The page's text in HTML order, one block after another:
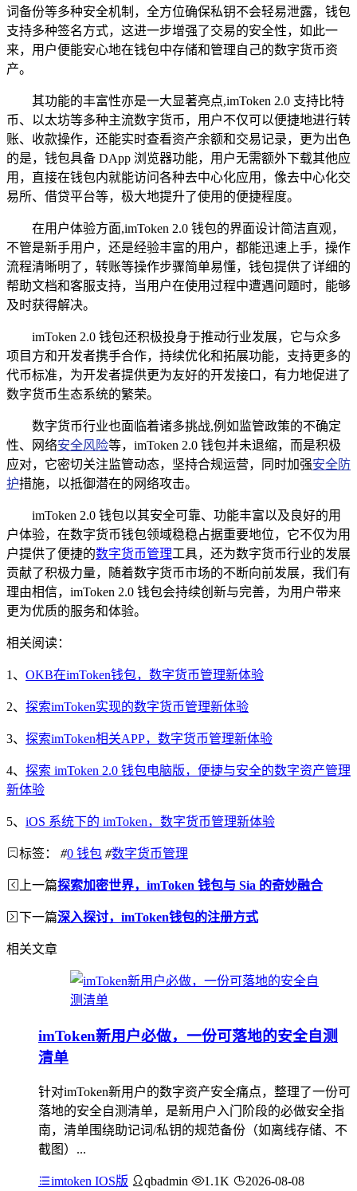
词备份等多种安全机制，全方位确保私钥不会轻易泄露，钱包
支持多种签名方式，这进一步增强了交易的安全性，如此一
来，用户便能安心地在钱包中存储和管理自己的数字货币资
产。
其功能的丰富性亦是一大显著亮点,imToken 2.0 支持比特
币、以太坊等多种主流数字货币，用户不仅可以便捷地进行转
账、收款操作，还能实时查看资产余额和交易记录，更为出色
的是，钱包具备 DApp 浏览器功能，用户无需额外下载其他应
用，直接在钱包内就能访问各种去中心化应用，像去中心化交
易所、借贷平台等，极大地提升了使用的便捷程度。
在用户体验方面,imToken 2.0 钱包的界面设计简洁直观，
不管是新手用户，还是经验丰富的用户，都能迅速上手，操作
流程清晰明了，转账等操作步骤简单易懂，钱包提供了详细的
帮助文档和客服支持，当用户在使用过程中遭遇问题时，能够
及时获得解决。
imToken 2.0 钱包还积极投身于推动行业发展，它与众多
项目方和开发者携手合作，持续优化和拓展功能，支持更多的
代币标准，为开发者提供更为友好的开发接口，有力地促进了
数字货币生态系统的繁荣。
数字货币行业也面临着诸多挑战,例如监管政策的不确定
性、网络安全风险等，imToken 2.0 钱包并未退缩，而是积极
应对，它密切关注监管动态，坚持合规运营，同时加强安全防
护措施，以抵御潜在的网络攻击。
imToken 2.0 钱包以其安全可靠、功能丰富以及良好的用
户体验，在数字货币钱包领域稳稳占据重要地位，它不仅为用
户提供了便捷的数字货币管理工具，还为数字货币行业的发展
贡献了积极力量，随着数字货币市场的不断向前发展，我们有
理由相信，imToken 2.0 钱包会持续创新与完善，为用户带来
更为优质的服务和体验。
相关阅读：
1、 OKB在imToken钱包，数字货币管理新体验
2、 探索imToken实现的数字货币管理新体验
3、 探索imToken相关APP，数字货币管理新体验
4、 探索 imToken 2.0 钱包电脑版，便捷与安全的数字资产管理
新体验
5、 iOS 系统下的 imToken，数字货币管理新体验
标签： #0 钱包 #数字货币管理
上一篇探索加密世界，imToken 钱包与 Sia 的奇妙融合
下一篇深入探讨，imToken钱包的注册方式
相关文章
imToken新用户必做，一份可落地的安全自测
清单
针对imToken新用户的数字资产安全痛点，整理了一份可
落地的安全自测清单，是新用户入门阶段的必做安全指
南，清单围绕助记词/私钥的规范备份（如离线存储、不
截图）...
imtoken IOS版 qbadmin 1.1K 2026-08-08